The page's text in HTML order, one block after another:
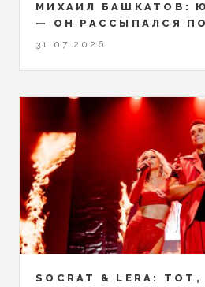
МИХАИЛ БАШКАТОВ:
— ОН РАССЫПАЛСЯ
31.07.2026
SOCRAT & LERA: